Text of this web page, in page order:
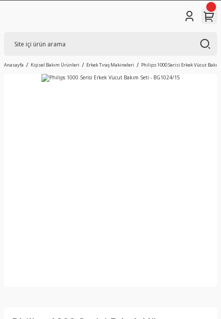
Anasayfa Kişisel Bakım Ürünleri Erkek Tıraş Makineleri Philips 1000 Serisi Erkek Vücut